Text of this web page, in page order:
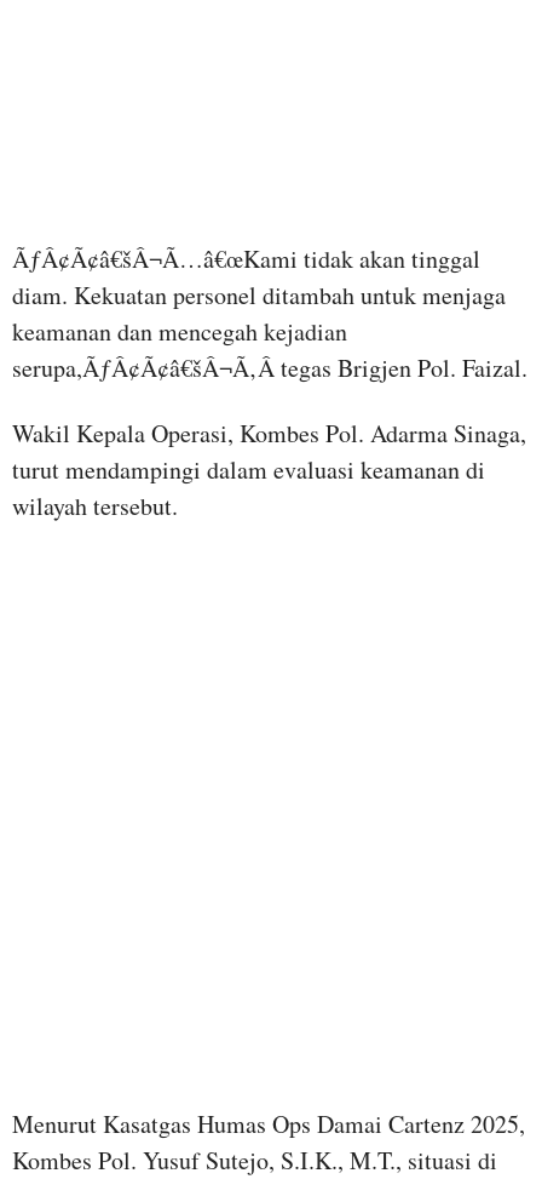
ÃƒÂ¢Ã¢â€šÂ¬Ã…â€œKami tidak akan tinggal
diam. Kekuatan personel ditambah untuk menjaga
keamanan dan mencegah kejadian
serupa,ÃƒÂ¢Ã¢â€šÂ¬Ã‚Â tegas Brigjen Pol. Faizal.
Wakil Kepala Operasi, Kombes Pol. Adarma Sinaga,
turut mendampingi dalam evaluasi keamanan di
wilayah tersebut.
Menurut Kasatgas Humas Ops Damai Cartenz 2025,
Kombes Pol. Yusuf Sutejo, S.I.K., M.T., situasi di